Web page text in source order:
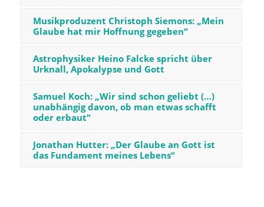
Musikproduzent Christoph Siemons: „Mein
Glaube hat mir Hoffnung gegeben“
Astrophysiker Heino Falcke spricht über
Urknall, Apokalypse und Gott
Samuel Koch: „Wir sind schon geliebt (…)
unabhängig davon, ob man etwas schafft
oder erbaut“
Jonathan Hutter: „Der Glaube an Gott ist
das Fundament meines Lebens“